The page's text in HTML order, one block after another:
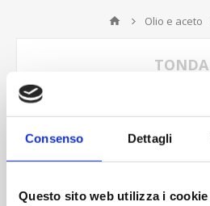
Consenso Dettagli
Questo sito web utilizza i cookie
Olio e aceto
TONDA
Ordina per
Visualizza